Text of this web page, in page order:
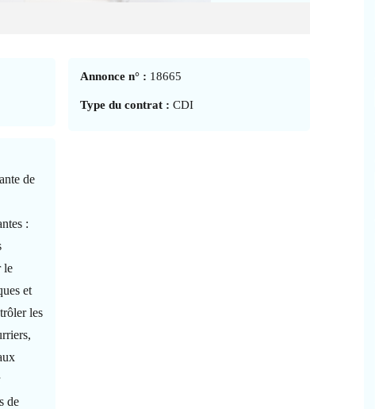
de
:
le
et
les
de
Annonce n° : 18665
Type du contrat : CDI